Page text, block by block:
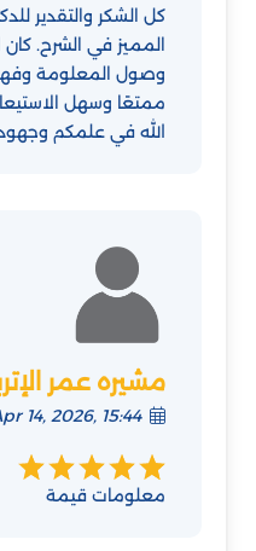
كل الشكر والتقدير
المميز في الشرح.
وصول المعلومة
ممتعًا وسهل
الله في علمكم
مشيره عمر
14, 2026, 15:44
معلومات قيمة